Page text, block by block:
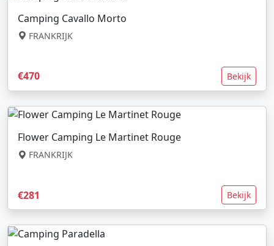
Camping Cavallo Morto
FRANKRIJK
€470 Bekijk
Flower Camping Le Martinet Rouge
FRANKRIJK
€281 Bekijk